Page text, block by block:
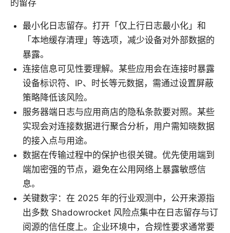
的留存
最小化日志留存。打开「仅上行日志最小化」和
「本地缓存清理」等选项，减少设备对外部数据的
暴露。
连接信息可见性要理解。某些应用会在连接时暴露
设备标识符、IP、时长等元数据，需通过设置屏蔽
策略降低该风险。
服务器端日志与应用商店的隐私条款要对照。某些
实现会对连接数据进行聚合分析，用户需知晓数据
的接入点与用途。
数据在传输过程中的保护也很关键。优先使用端到
端加密强的节点，避免在公用网络上暴露敏感信
息。
关键数字：在 2025 年的行业观测中，公开来源指
出多数 Shadowrocket 风险点集中在日志留存与订
阅源的信任度上。企业环境中，合规性要求通常要